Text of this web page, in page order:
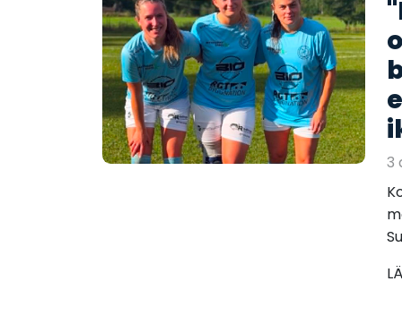
3